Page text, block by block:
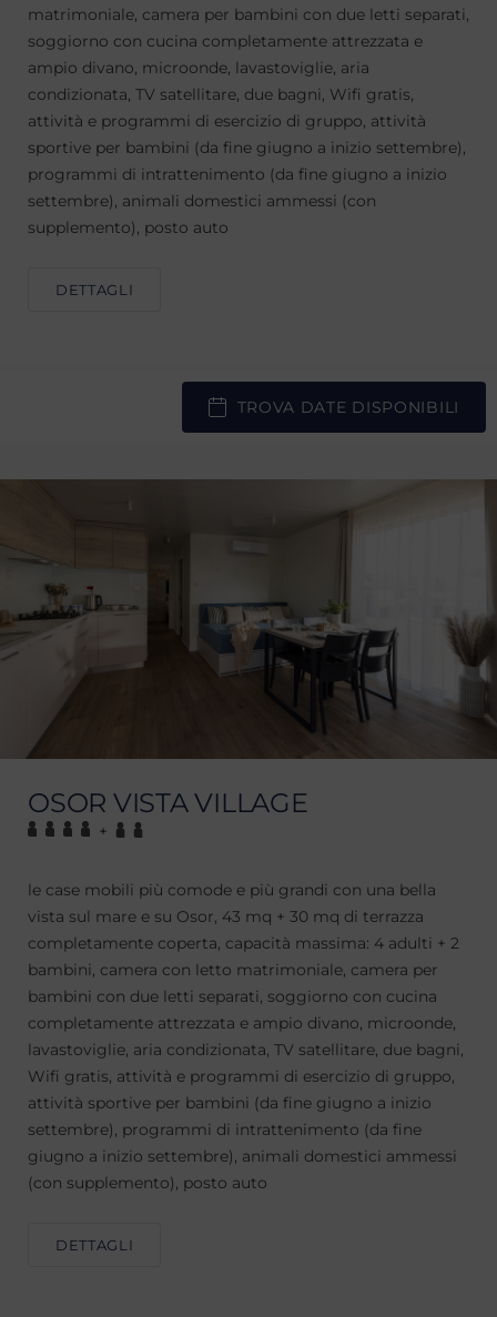
matrimoniale, camera per bambini con due letti separati,
soggiorno con cucina completamente attrezzata e
ampio divano, microonde, lavastoviglie, aria
condizionata, TV satellitare, due bagni, Wifi gratis,
attività e programmi di esercizio di gruppo, attività
sportive per bambini (da fine giugno a inizio settembre),
programmi di intrattenimento (da fine giugno a inizio
settembre), animali domestici ammessi (con
supplemento), posto auto
DETTAGLI
TROVA DATE DISPONIBILI
OSOR VISTA VILLAGE
+
le case mobili più comode e più grandi con una bella
vista sul mare e su Osor, 43 mq + 30 mq di terrazza
completamente coperta, capacità massima: 4 adulti + 2
bambini, camera con letto matrimoniale, camera per
bambini con due letti separati, soggiorno con cucina
completamente attrezzata e ampio divano, microonde,
lavastoviglie, aria condizionata, TV satellitare, due bagni,
Wifi gratis, attività e programmi di esercizio di gruppo,
attività sportive per bambini (da fine giugno a inizio
settembre), programmi di intrattenimento (da fine
giugno a inizio settembre), animali domestici ammessi
(con supplemento), posto auto
DETTAGLI